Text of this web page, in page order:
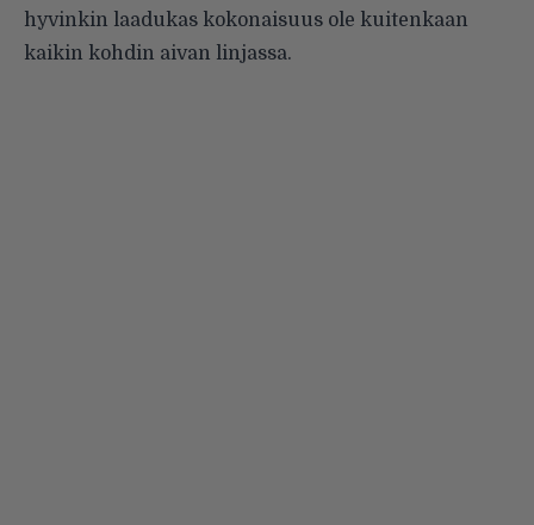
hyvinkin laadukas kokonaisuus ole kuitenkaan
kaikin kohdin aivan linjassa.